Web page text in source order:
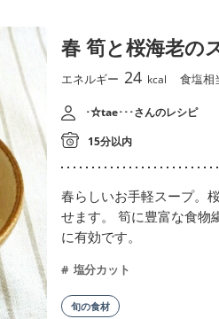
春 筍と桜海老の
エネルギー 24 kcal 食塩相
･☆tae･･･さんのレシピ
15分以内
春らしいお手軽スープ。
せます。 筍に豊富な食物
に有効です。
塩分カット
旬の食材